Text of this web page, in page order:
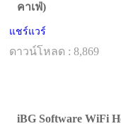
คาเฟ่)
แชร์แวร์
ดาวน์โหลด : 8,869
iBG Software WiFi